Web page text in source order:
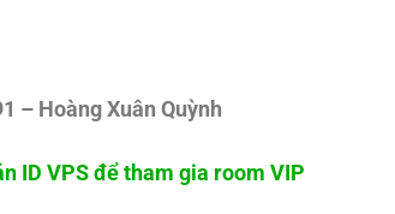
– Hoàng Xuân Quỳnh
ID VPS để tham gia room VIP